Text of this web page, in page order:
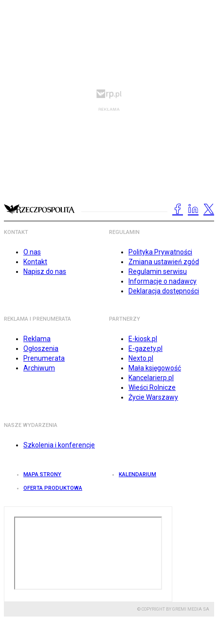
KONTAKT
O nas
Kontakt
Napisz do nas
REGULAMIN
Polityka Prywatności
Zmiana ustawień zgód
Regulamin serwisu
Informacje o nadawcy
Deklaracja dostępności
REKLAMA I PRENUMERATA
Reklama
Ogłoszenia
Prenumerata
Archiwum
PARTNERZY
E-kiosk.pl
E-gazety.pl
Nexto.pl
Mała księgowość
Kancelarierp.pl
Wieści Rolnicze
Życie Warszawy
NASZE WYDARZENIA
Szkolenia i konferencje
MAPA STRONY KALENDARIUM
OFERTA PRODUKTOWA
© COPYRIGHT BY GREMI MEDIA SA